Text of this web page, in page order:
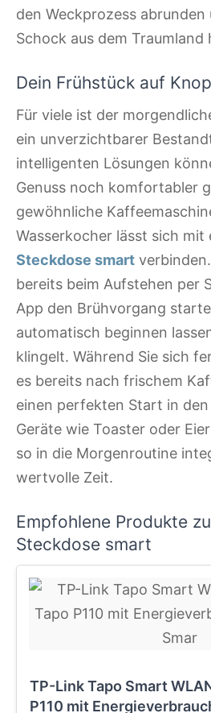
den Weckprozess abrunden
Schock aus dem Traumland
Dein Frühstück auf
Für viele ist der
ein unverzichtbarer
intelligenten Lösungen
Genuss noch komfortabler
gewöhnliche
Wasserkocher lässt sich mit
Steckdose smart
bereits beim Aufstehen per
App den Brühvorgang
automatisch beginnen
klingelt. Während Sie sich
es bereits nach frischem
einen perfekten Start in
Geräte wie Toaster oder
so in die Morgenroutine
wertvolle Zeit.
Empfohlene Produkte
Steckdose smart
TP-Link Tapo Smart
P110 mit